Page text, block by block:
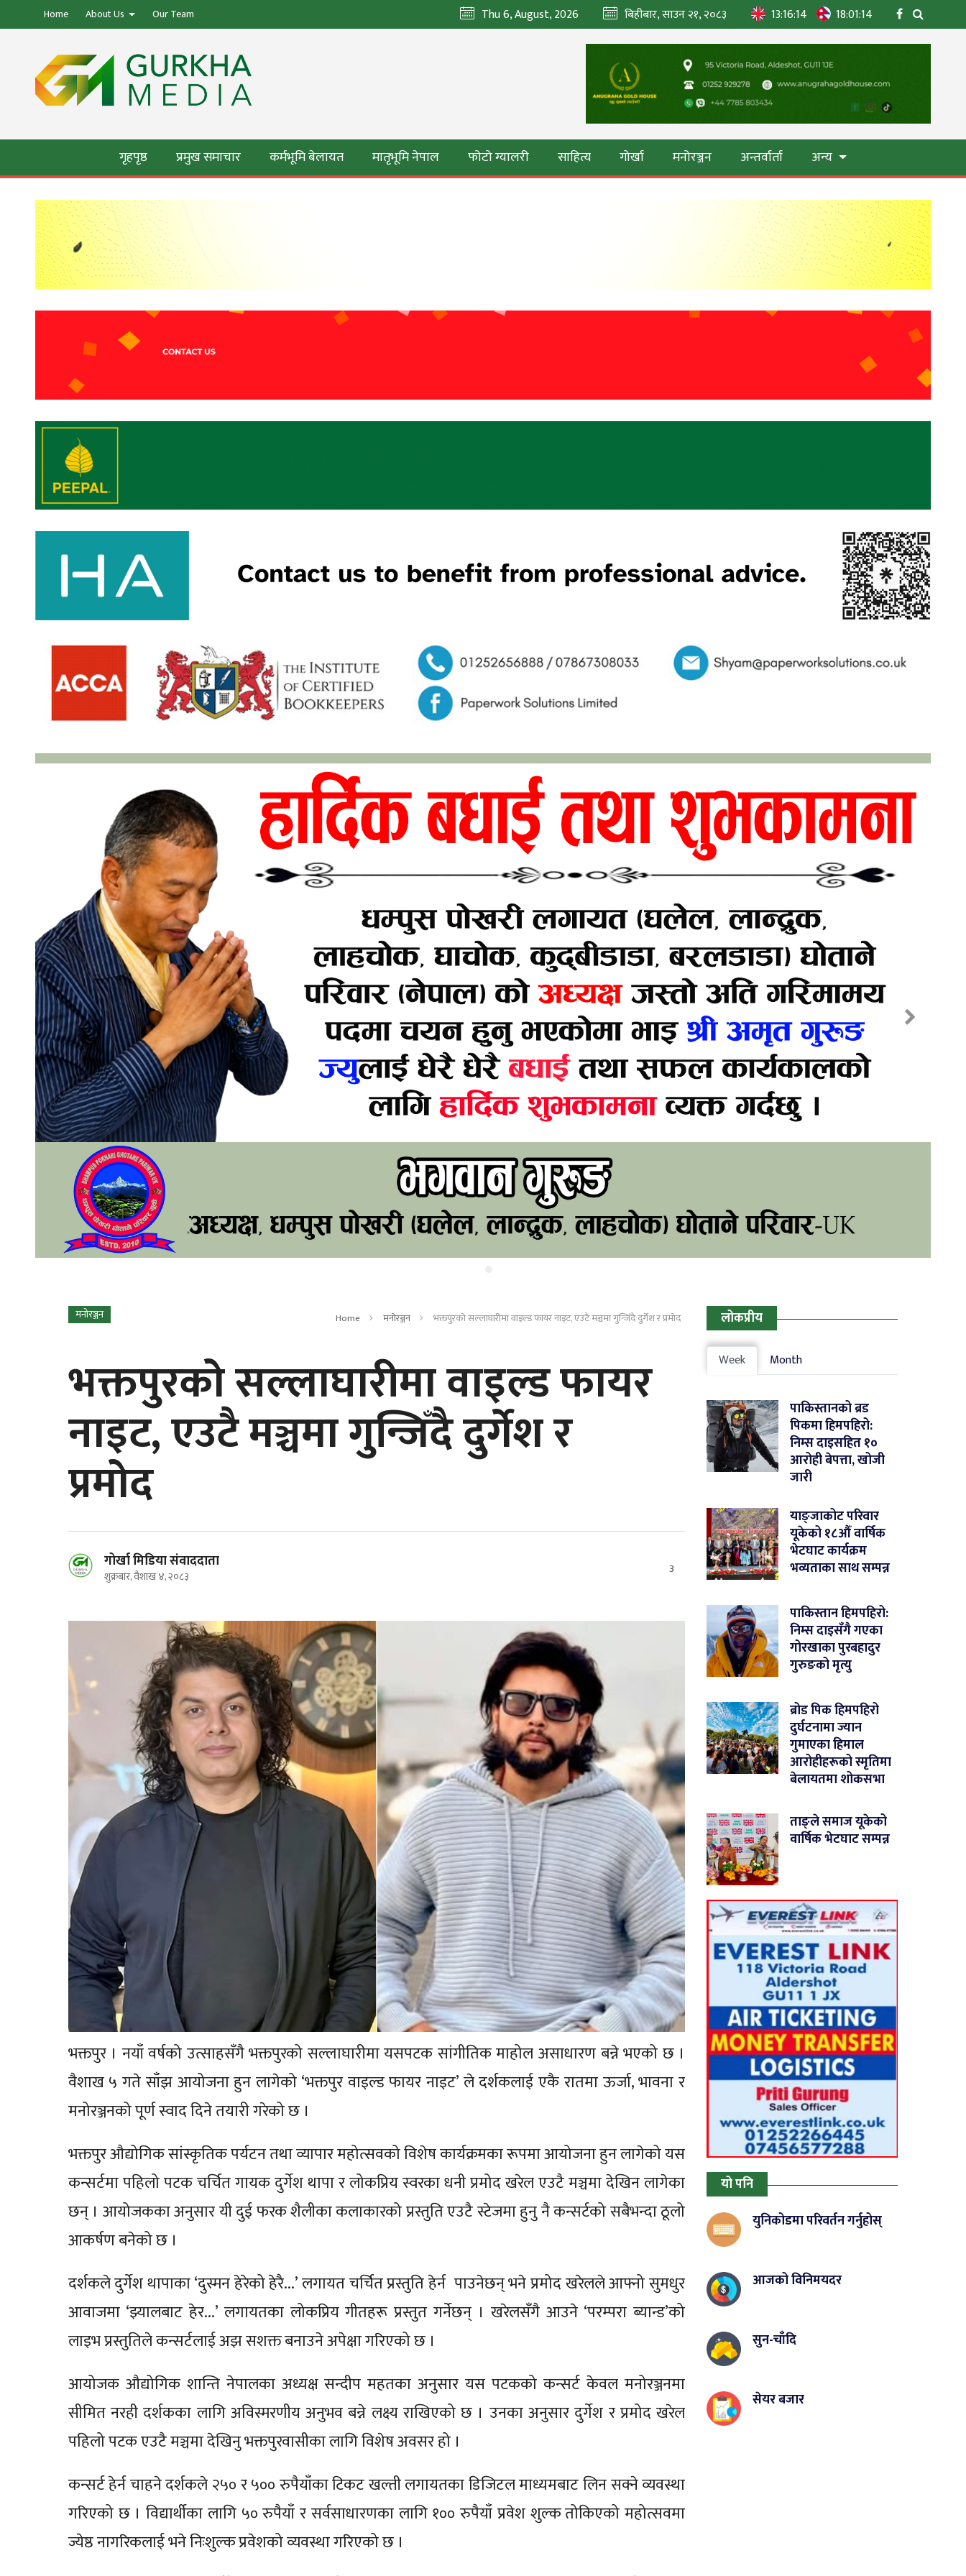
Home About Us Our Team Thu 6, August, 2026 बिहीबार, साउन २१, २०८३ 13:16:16 18:01:16
गृहपृष्ठ प्रमुख समाचार कर्मभूमि बेलायत मातृभूमि नेपाल फोटो ग्यालरी साहित्य गोर्खा मनोरञ्जन अन्तर्वार्ता अन्य
मनोरञ्जन Home मनोरञ्जन भक्तपुरको सल्लाघारीमा वाइल्ड फायर नाइट, एउटै मञ्चमा गुन्जिँदै दुर्गेश र प्रमोद
भक्तपुरको सल्लाघारीमा वाइल्ड फायर
नाइट, एउटै मञ्चमा गुन्जिँदै दुर्गेश र
प्रमोद
गोर्खा मिडिया संवाददाता
शुक्रबार, वैशाख ४, २०८३ 3
भक्तपुर । नयाँ वर्षको उत्साहसँगै भक्तपुरको सल्लाघारीमा यसपटक सांगीतिक माहोल असाधारण बन्ने भएको छ ।
वैशाख ५ गते साँझ आयोजना हुन लागेको ‘भक्तपुर वाइल्ड फायर नाइट’ ले दर्शकलाई एकै रातमा ऊर्जा, भावना र
मनोरञ्जनको पूर्ण स्वाद दिने तयारी गरेको छ ।
भक्तपुर औद्योगिक सांस्कृतिक पर्यटन तथा व्यापार महोत्सवको विशेष कार्यक्रमका रूपमा आयोजना हुन लागेको यस
कन्सर्टमा पहिलो पटक चर्चित गायक दुर्गेश थापा र लोकप्रिय स्वरका धनी प्रमोद खरेल एउटै मञ्चमा देखिन लागेका
छन् । आयोजकका अनुसार यी दुई फरक शैलीका कलाकारको प्रस्तुति एउटै स्टेजमा हुनु नै कन्सर्टको सबैभन्दा ठूलो
आकर्षण बनेको छ ।
दर्शकले दुर्गेश थापाका ‘दुस्मन हेरेको हेरै...’ लगायत चर्चित प्रस्तुति हेर्न पाउनेछन् भने प्रमोद खरेलले आफ्नो सुमधुर
आवाजमा ‘झ्यालबाट हेर...’ लगायतका लोकप्रिय गीतहरू प्रस्तुत गर्नेछन् । खरेलसँगै आउने ‘परम्परा ब्यान्ड’को
लाइभ प्रस्तुतिले कन्सर्टलाई अझ सशक्त बनाउने अपेक्षा गरिएको छ ।
आयोजक औद्योगिक शान्ति नेपालका अध्यक्ष सन्दीप महतका अनुसार यस पटकको कन्सर्ट केवल मनोरञ्जनमा
सीमित नरही दर्शकका लागि अविस्मरणीय अनुभव बन्ने लक्ष्य राखिएको छ । उनका अनुसार दुर्गेश र प्रमोद खरेल
पहिलो पटक एउटै मञ्चमा देखिनु भक्तपुरवासीका लागि विशेष अवसर हो ।
कन्सर्ट हेर्न चाहने दर्शकले २५० र ५०० रुपैयाँका टिकट खल्ती लगायतका डिजिटल माध्यमबाट लिन सक्ने व्यवस्था
गरिएको छ । विद्यार्थीका लागि ५० रुपैयाँ र सर्वसाधारणका लागि १०० रुपैयाँ प्रवेश शुल्क तोकिएको महोत्सवमा
ज्येष्ठ नागरिकलाई भने निःशुल्क प्रवेशको व्यवस्था गरिएको छ ।
लोकप्रीय
Week Month
पाकिस्तानको ब्रड
पिकमा हिमपहिरो:
निम्स दाइसहित १०
आरोही बेपत्ता, खोजी
जारी
याङ्जाकोट परिवार
यूकेको १८औँ वार्षिक
भेटघाट कार्यक्रम
भव्यताका साथ सम्पन्न
पाकिस्तान हिमपहिरो:
निम्स दाइसँगै गएका
गोरखाका पुरबहादुर
गुरुङको मृत्यु
ब्रोड पिक हिमपहिरो
दुर्घटनामा ज्यान
गुमाएका हिमाल
आरोहीहरूको स्मृतिमा
बेलायतमा शोकसभा
ताङ्ले समाज यूकेको
वार्षिक भेटघाट सम्पन्न
यो पनि
युनिकोडमा परिवर्तन गर्नुहोस्
आजको विनिमयदर
सुन-चाँदि
सेयर बजार